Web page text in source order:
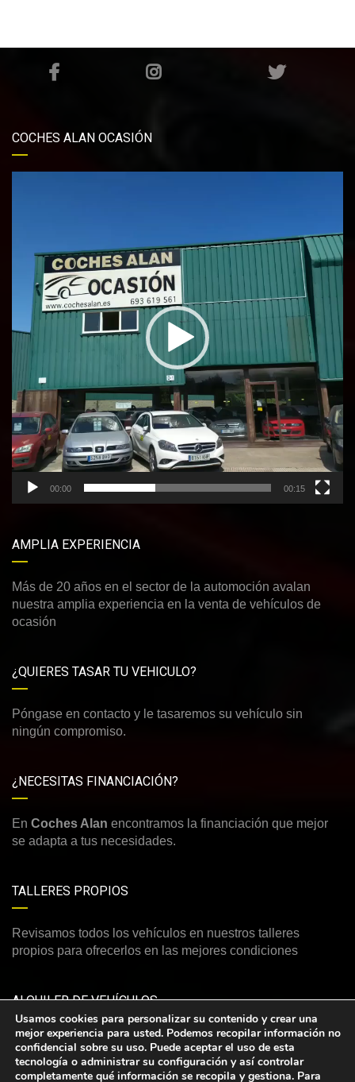
COCHES ALAN OCASIÓN
00:00 00:15
AMPLIA EXPERIENCIA
Más de 20 años en el sector de la automoción avalan
nuestra amplia experiencia en la venta de vehículos de
ocasión
¿QUIERES TASAR TU VEHICULO?
Póngase en contacto y le tasaremos su vehículo sin
ningún compromiso.
¿NECESITAS FINANCIACIÓN?
En Coches Alan encontramos la financiación que mejor
se adapta a tus necesidades.
TALLERES PROPIOS
Revisamos todos los vehículos en nuestros talleres
propios para ofrecerlos en las mejores condiciones
ALQUILER DE VEHÍCULOS
Consulte nuestra amplia y variada oferta de vehículos de
alquiler
Usamos cookies para personalizar su contenido y crear una
mejor experiencia para usted. Podemos recopilar información no
confidencial sobre su uso. Puede aceptar el uso de esta
tecnología o administrar su configuración y así controlar
completamente qué información se recopila y gestiona. Para